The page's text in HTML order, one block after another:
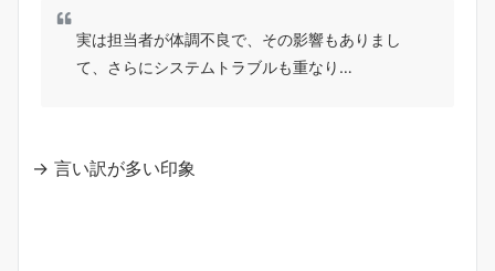
実は担当者が体調不良で、その影響もありまし
て、さらにシステムトラブルも重なり…
→ 言い訳が多い印象